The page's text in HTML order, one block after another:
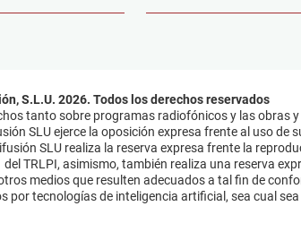
S.L.U. 2026. Todos los derechos reservados
tanto sobre programas radiofónicos y las obras
SLU ejerce la oposición expresa frente al uso
SLU realiza la reserva expresa frente la
TRLPI, asimismo, también realiza una reserva
medios que resulten adecuados a tal fin de
por tecnologías de inteligencia artificial, sea cual